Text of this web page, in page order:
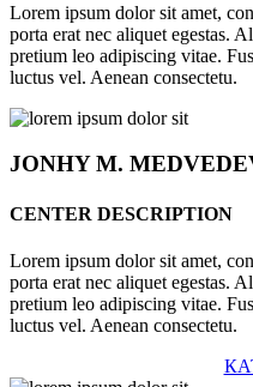
Lorem ipsum dolor sit amet,
porta erat nec aliquet egestas.
pretium leo adipiscing vitae.
luctus vel. Aenean consectetu.
JONHYM.
CENTER DESCRIPTION
Lorem ipsum dolor sit amet,
porta erat nec aliquet egestas.
pretium leo adipiscing vitae.
luctus vel. Aenean consectetu.